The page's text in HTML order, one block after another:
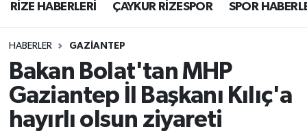
RİZE HABERLERİ ÇAYKUR RİZESPOR SPOR
HABERLER GAZIANTEP
Bakan Bolat'tan MHP
Gaziantep İl Başkanı Kılıç'a
hayırlı olsun ziyareti
Asayiş
Rize Jandarma Komutanlığı
Bilim Teknoloji
Bölge
Merkez Trafik Yoğunluk Haritası
Süper Lig Puan Durumu ve Fikstür
Tüm Manşetler
Son Dakika Haberleri